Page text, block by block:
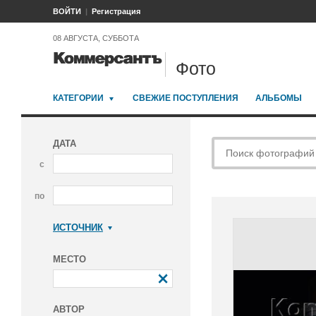
ВОЙТИ Регистрация
08 АВГУСТА, СУББОТА
Фото
КАТЕГОРИИ СВЕЖИЕ ПОСТУПЛЕНИЯ АЛЬБОМЫ
ДАТА
с
по
ИСТОЧНИК
МЕСТО
АВТОР